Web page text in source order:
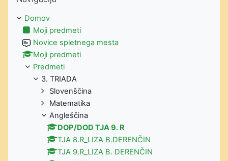
Domov
Moji predmeti
Novice spletnega mesta
Moji predmeti
Predmeti
3. TRIADA
Slovenščina
Matematika
Angleščina
DOP/DOD TJA 9. R
TJA 8.R_LIZA B.DERENČIN
TJA 9.R_LIZA B. DERENČIN